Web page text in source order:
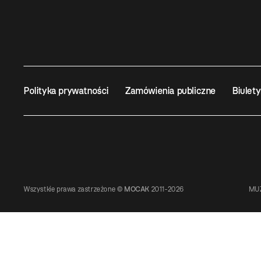
Polityka prywatności Zamówienia publiczne
Wszystkie prawa zastrzeżone © MOCAK 2011-2026